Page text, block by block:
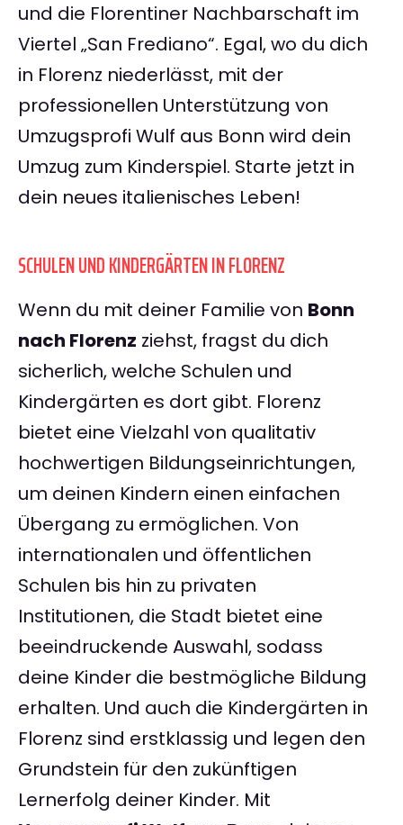
und die Florentiner Nachbarschaft im
Viertel „San Frediano“. Egal, wo du dich
in Florenz niederlässt, mit der
professionellen Unterstützung von
Umzugsprofi Wulf aus Bonn wird dein
Umzug zum Kinderspiel. Starte jetzt in
dein neues italienisches Leben!
SCHULEN UND KINDERGÄRTEN IN FLORENZ
Wenn du mit deiner Familie von Bonn
nach Florenz ziehst, fragst du dich
sicherlich, welche Schulen und
Kindergärten es dort gibt. Florenz
bietet eine Vielzahl von qualitativ
hochwertigen Bildungseinrichtungen,
um deinen Kindern einen einfachen
Übergang zu ermöglichen. Von
internationalen und öffentlichen
Schulen bis hin zu privaten
Institutionen, die Stadt bietet eine
beeindruckende Auswahl, sodass
deine Kinder die bestmögliche Bildung
erhalten. Und auch die Kindergärten in
Florenz sind erstklassig und legen den
Grundstein für den zukünftigen
Lernerfolg deiner Kinder. Mit